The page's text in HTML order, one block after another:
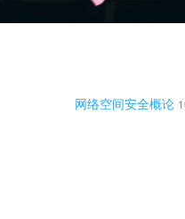
网络空间安全概论